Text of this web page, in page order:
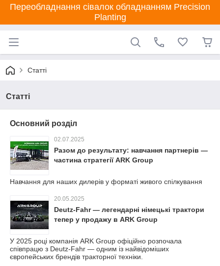
Переобладнання сівалок обладнанням Precision
Planting
Статті
Статті
Основний розділ
02.07.2025
Разом до результату: навчання партнерів —
частина стратегії ARK Group
Навчання для наших дилерів у форматі живого спілкування
20.05.2025
Deutz-Fahr — легендарні німецькі трактори
тепер у продажу в ARK Group
У 2025 році компанія ARK Group офіційно розпочала
співпрацю з Deutz-Fahr — одним із найвідоміших
європейських брендів тракторної техніки.